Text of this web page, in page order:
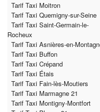
Tarif Taxi Moitron
Tarif Taxi Quemigny-sur-Seine
Tarif Taxi Saint-Germain-le-
Rocheux
Tarif Taxi Asnières-en-
Tarif Taxi Buffon
Tarif Taxi Crépand
Tarif Taxi Étais
Tarif Taxi Fain-lès-Moutiers
Tarif Taxi Marmagne 21
Tarif Taxi Montigny-Montfort